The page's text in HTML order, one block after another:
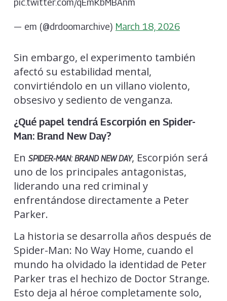
pic.twitter.com/qEmKbMBAnm
— em (@drdoomarchive) March 18, 2026
Sin embargo, el experimento también
afectó su estabilidad mental,
convirtiéndolo en un villano violento,
obsesivo y sediento de venganza.
¿Qué papel tendrá Escorpión en Spider-
Man: Brand New Day?
En SPIDER-MAN: BRAND NEW DAY, Escorpión será
uno de los principales antagonistas,
liderando una red criminal y
enfrentándose directamente a Peter
Parker.
La historia se desarrolla años después de
Spider-Man: No Way Home, cuando el
mundo ha olvidado la identidad de Peter
Parker tras el hechizo de Doctor Strange.
Esto deja al héroe completamente solo,